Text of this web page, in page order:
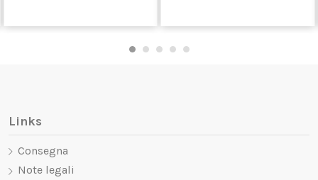
Links
Consegna
Note legali